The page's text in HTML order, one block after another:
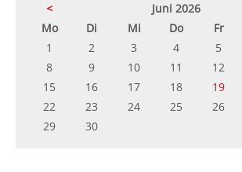
< Juni 2026
Montag Di enstagMittwochDonnerstag
Freitag
1
2 3 4 5
8
9 10 11 12
15
16 17 18 19
22
23 24 25 26
29
30